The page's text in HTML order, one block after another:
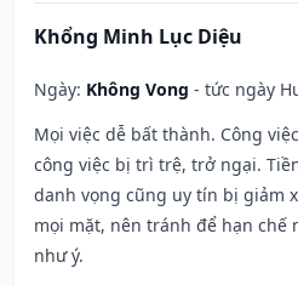
Khổng Minh Lục Diệu
Ngày: Không Vong - tức ngày
Mọi việc dễ bất thành. Công
công việc bị trì trệ, trở ngại.
danh vọng cũng uy tín bị giảm
mọi mặt, nên tránh để hạn chế
như ý.